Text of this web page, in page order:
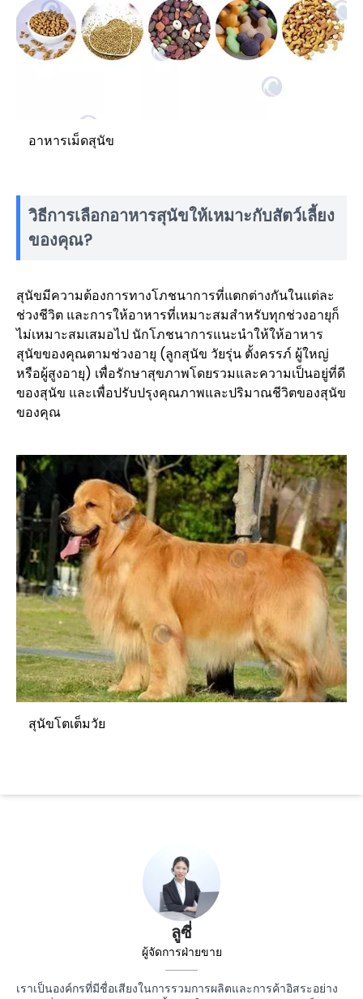
ลูซี่
ผู้จัดการฝ่ายขาย
เราเป็นองค์กรที่มีชื่อเสียงในการรวมการผลิตและการค้าอิสระอย่าง
อาหารเม็ดสุนัข
วิธีการเลือกอาหารสุนัขให้เหมาะกับสัตว์เลี้ยง
ของคุณ?
สุนัขมีความต้องการทางโภชนาการที่แตกต่างกันในแต่ละ
ช่วงชีวิต และการให้อาหารที่เหมาะสมสำหรับทุกช่วงอายุก็
ไม่เหมาะสมเสมอไป นักโภชนาการแนะนำให้ให้อาหาร
สุนัขของคุณตามช่วงอายุ (ลูกสุนัข วัยรุ่น ตั้งครรภ์ ผู้ใหญ่
หรือผู้สูงอายุ) เพื่อรักษาสุขภาพโดยรวมและความเป็นอยู่ที่ดี
ของสุนัข และเพื่อปรับปรุงคุณภาพและปริมาณชีวิตของสุนัข
ของคุณ
สุนัขโตเต็มวัย